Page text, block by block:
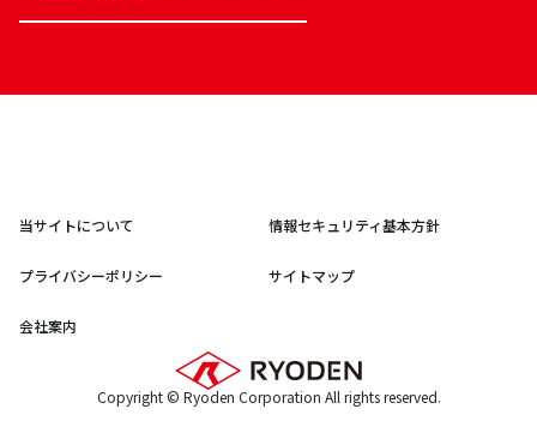
当サイトについて 情報セキュリティ基本方針
プライバシーポリシー サイトマップ
会社案内
Copyright © Ryoden Corporation All rights reserved.